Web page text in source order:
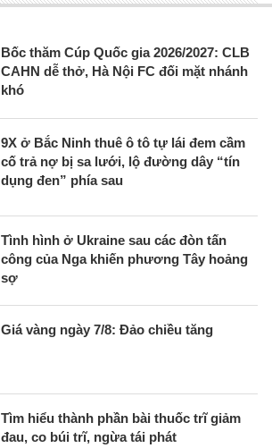
Bốc thăm Cúp Quốc gia 2026/2027: CLB
CAHN dễ thở, Hà Nội FC đối mặt nhánh
khó
9X ở Bắc Ninh thuê ô tô tự lái đem cầm
cố trả nợ bị sa lưới, lộ đường dây “tín
dụng đen” phía sau
Tình hình ở Ukraine sau các đòn tấn
công của Nga khiến phương Tây hoảng
sợ
Giá vàng ngày 7/8: Đảo chiều tăng
Tìm hiểu thành phần bài thuốc trĩ giảm
đau, co búi trĩ, ngừa tái phát